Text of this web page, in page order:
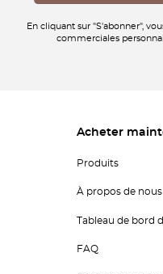
En cliquant sur "S'abonner",
commerciales
Acheter
Produits
À propos de nous
Tableau de bord
FAQ